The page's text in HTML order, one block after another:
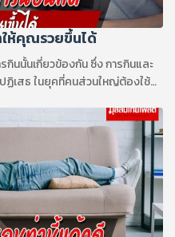
ให้คุณรวยขึ้นได้
กินนั้นเกี่ยวข้องกัน ซึ่ง การกินและ
ฏิเสธ ในยุคที่คนส่วนใหญ่ต้องใช้